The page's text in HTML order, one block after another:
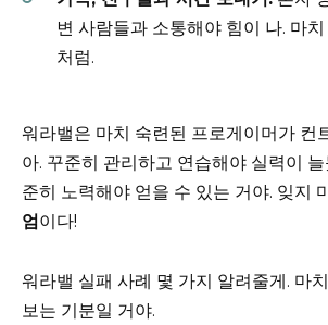
변 사람들과 소통해야 힘이 나. 마
처럼.
워라밸은 마치 숙련된 프로게이머가 컨
아. 꾸준히 관리하고 연습해야 실력이
준히 노력해야 얻을 수 있는 거야. 잊지
엄 이다!
워라밸 실패 사례 몇 가지 알려줄게. 마
보는 기분일 거야.